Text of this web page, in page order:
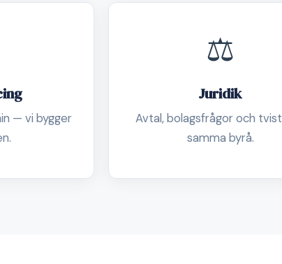
— vi bygger
⚖️
Juridik
Avtal, bolagsfrågor och
samma byrå.